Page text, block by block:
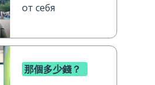
от себя
那個多少錢？